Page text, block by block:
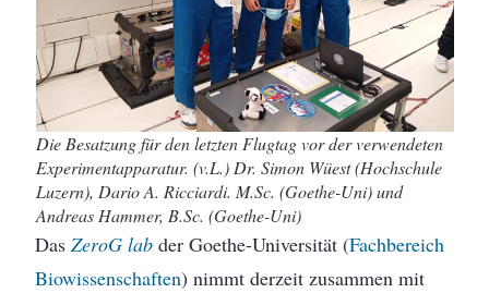
Die Besatzung für den letzten Flugtag vor der verwendeten
Experimentapparatur. (v.L.) Dr. Simon Wüest (Hochschule
Luzern), Dario A. Ricciardi. M.Sc. (Goethe-Uni) und
Andreas Hammer, B.Sc. (Goethe-Uni)
DasZeroG lab der Goethe-Universität (Fachbereich
Biowissenschaften) nimmt derzeit zusammen mit